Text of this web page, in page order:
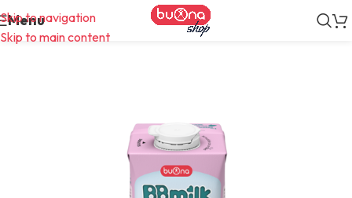
Skip to navigation
Skip to main content
Menu